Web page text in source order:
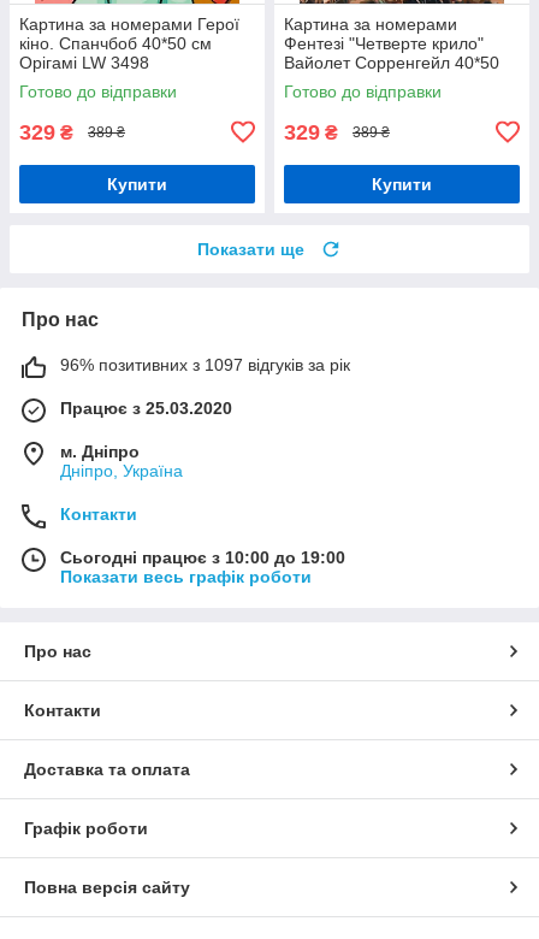
Картина за номерами Герої
кіно. Спанчбоб 40*50 см
Орігамі LW 3498
Готово до відправки
329 ₴ 389 ₴
Купити
Картина за номерами
Фентезі "Четверте крило"
Вайолет Сорренгейл 40*50
см Орігамі LW 3485
Готово до відправки
329 ₴ 389 ₴
Купити
Показати ще
Про нас
96% позитивних з 1097 відгуків за рік
Працює з 25.03.2020
м. Дніпро
Дніпро, Україна
Контакти
Сьогодні працює з 10:00 до 19:00
Показати весь графік роботи
Про нас
Контакти
Доставка та оплата
Графік роботи
Повна версія сайту